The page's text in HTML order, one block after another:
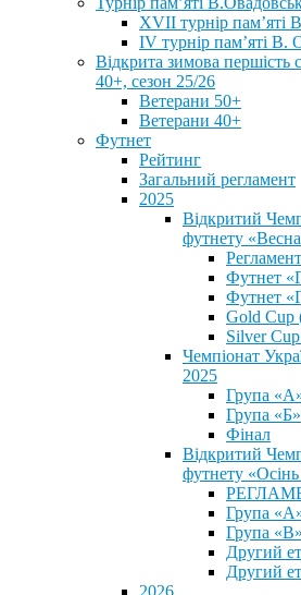
XVII турнір пам’яті
IV турнір пам’яті В.
Відкрита зимова першість
40+, сезон 25/26
Ветерани 50+
Ветерани 40+
Футнет
Рейтинг
Загальний регламент
2025
Відкритий
футнету
Регламент
Футнет
Футнет
Gold Cup
Silver
Чемпіонат
2025
Група
Група «Б»
Фінал
Відкритий
футнету
Група
Група
Другий
Другий
2026